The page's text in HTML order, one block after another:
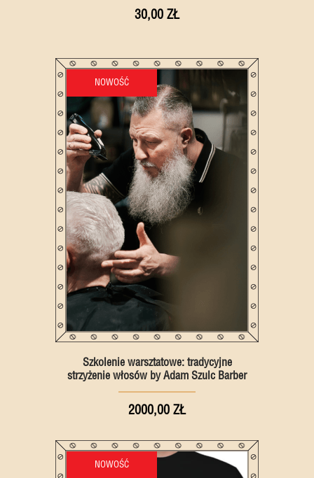
30,00 ZŁ
NOWOŚĆ
Szkolenie warsztatowe: tradycyjne
strzyżenie włosów by Adam Szulc Barber
2000,00 ZŁ
NOWOŚĆ